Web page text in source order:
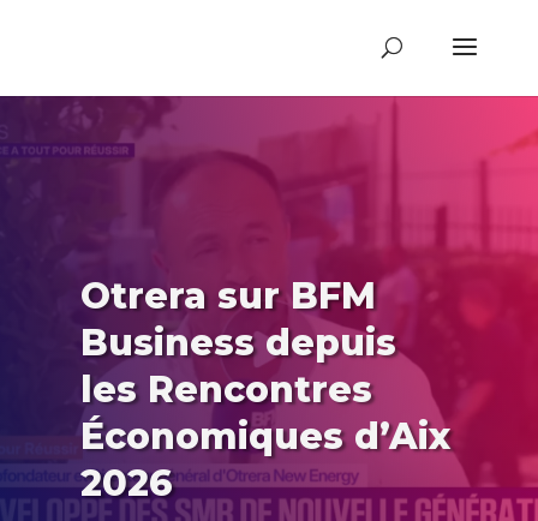
Otrera sur BFM
Business depuis
les Rencontres
Économiques d’Aix
2026